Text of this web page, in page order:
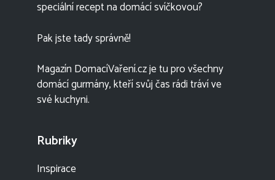
speciální recept na domácí svíčkovou?
Pak jste tady správně!
Magazín DomacíVaření.cz je tu pro všechny
domácí gurmány, kteří svůj čas rádi tráví ve
své kuchyni.
Rubriky
Inspirace